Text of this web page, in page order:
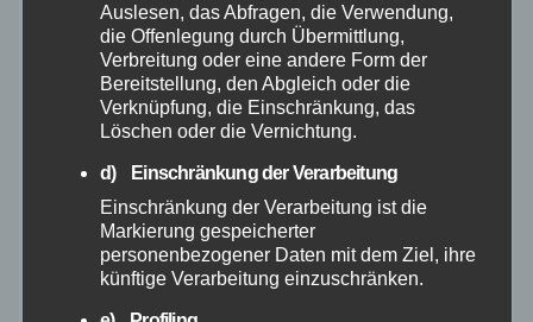
Juni 2026
Mai 2026
März 2026
Februar 2026
Auslesen, das Abfragen, die Verwendung,
die Offenlegung durch Übermittlung,
Verbreitung oder eine andere Form der
Bereitstellung, den Abgleich oder die
Verknüpfung, die Einschränkung, das
Löschen oder die Vernichtung.
d) Einschränkung der Verarbeitung
Einschränkung der Verarbeitung ist die
Markierung gespeicherter
personenbezogener Daten mit dem Ziel, ihre
künftige Verarbeitung einzuschränken.